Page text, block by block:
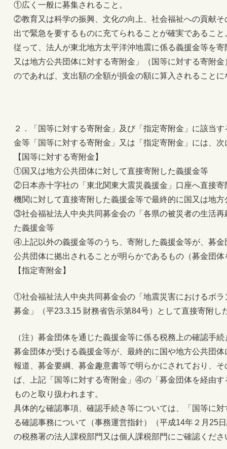
①広く一般に募集されること。
②教育又は科学の振興、文化の向上、社会福祉への貢献
出で緊急を要するものに充てられることが確実であること
従って、法人が東北地方太平洋沖地震に係る義援金等を
又は地方公共団体に対する寄附金」（国等に対する寄附
のであれば、支出額の全額が損金の額に算入されることに
２．「国等に対する寄附金」及び「指定寄附金」に該当
金等「国等に対する寄附金」又は「指定寄附金」には、
【国等に対する寄附金】
①国又は地方公共団体に対して直接寄附した義援金等
②日本赤十字社の「東北関東大震災義援金」口座へ直接
機関に対して直接寄附した義援金等で最終的に国又は地
③社会福祉法人中央共同募金会の「各県の被災者の生活
た義援金等
④上記以外の義援金等のうち、寄附した義援金等が、募
公共団体に拠出されることが明らかであるもの（募金団
【指定寄附金】
①社会福祉法人中央共同募金会の「地震災害におけるボ
募金」（平23.3.15 財務省告示第84号）として直接寄附し
（注）募金団体を通じた義援金等に係る税務上の確認手
募金団体が受ける義援金等が、最終的に国や地方公共団
報道、募金要綱、募金趣意書等で明らかにされており、
ば、上記「国等に対する寄附金」④の「募金団体を経由
ものと取り扱われます。
具体的な確認事項、確認手続き等については、「国等に
る確認事務について（事務運営指針）（平成14年２月25
の税務署の法人課税部門又は個人課税部門にご確認くださ